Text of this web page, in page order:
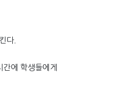
다.
에 학생들에게